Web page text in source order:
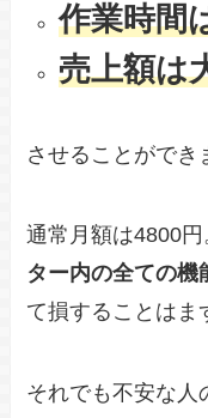
作業時間
売上額は
させることができ
通常月額は4800
ター内の全ての機
て損することはま
それでも不安な人